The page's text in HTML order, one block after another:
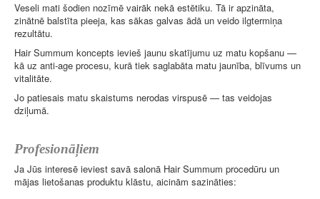
Veseli mati šodien nozīmē vairāk nekā estētiku. Tā ir apzināta,
zinātnē balstīta pieeja, kas sākas galvas ādā un veido ilgtermiņa
rezultātu.
Hair Summum koncepts ievieš jaunu skatījumu uz matu kopšanu —
kā uz anti-age procesu, kurā tiek saglabāta matu jaunība, blīvums un
vitalitāte.
Jo patiesais matu skaistums nerodas virspusē — tas veidojas
dziļumā.
Profesionāļiem
Ja Jūs interesē ieviest savā salonā Hair Summum procedūru un
mājas lietošanas produktu klāstu, aicinām sazināties: